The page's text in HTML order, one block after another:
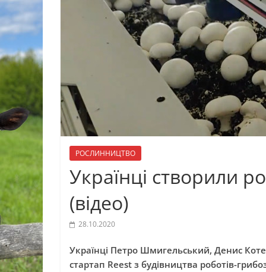
РОСЛИННИЦТВО
Українці створили
(відео)
28.10.2020
Українці Петро Шмигельський, Денис
стартап Reest з будівництва роботів-